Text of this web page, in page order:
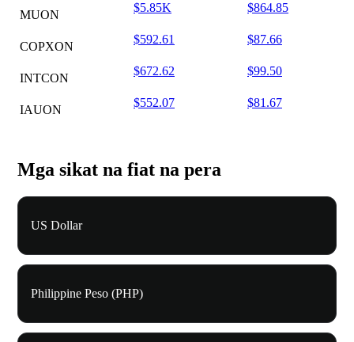
MUON
$5.85K $864.85
COPXON
$592.61 $87.66
INTCON
$672.62 $99.50
IAUON
$552.07 $81.67
Mga sikat na fiat na pera
US Dollar
Philippine Peso (PHP)